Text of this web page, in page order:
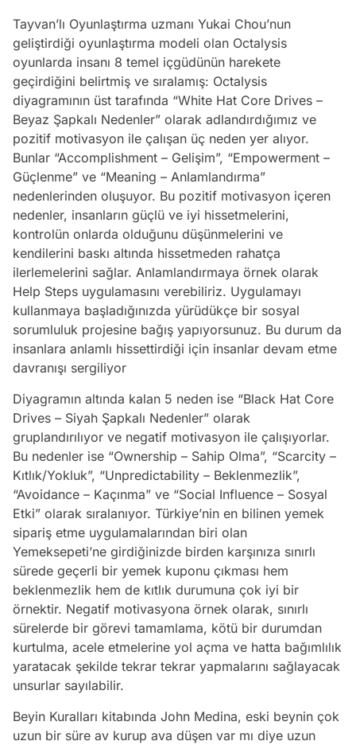
Tayvan’lı Oyunlaştırma uzmanı Yukai Chou’nun
geliştirdiği oyunlaştırma modeli olan Octalysis
oyunlarda insanı 8 temel içgüdünün harekete
geçirdiğini belirtmiş ve sıralamış: Octalysis
diyagramının üst tarafında “White Hat Core Drives –
Beyaz Şapkalı Nedenler” olarak adlandırdığımız ve
pozitif motivasyon ile çalışan üç neden yer alıyor.
Bunlar “Accomplishment – Gelişim”, “Empowerment –
Güçlenme” ve “Meaning – Anlamlandırma”
nedenlerinden oluşuyor. Bu pozitif motivasyon içeren
nedenler, insanların güçlü ve iyi hissetmelerini,
kontrolün onlarda olduğunu düşünmelerini ve
kendilerini baskı altında hissetmeden rahatça
ilerlemelerini sağlar. Anlamlandırmaya örnek olarak
Help Steps uygulamasını verebiliriz. Uygulamayı
kullanmaya başladığınızda yürüdükçe bir sosyal
sorumluluk projesine bağış yapıyorsunuz. Bu durum da
insanlara anlamlı hissettirdiği için insanlar devam etme
davranışı sergiliyor
Diyagramın altında kalan 5 neden ise “Black Hat Core
Drives – Siyah Şapkalı Nedenler” olarak
gruplandırılıyor ve negatif motivasyon ile çalışıyorlar.
Bu nedenler ise “Ownership – Sahip Olma”, “Scarcity –
Kıtlık/Yokluk”, “Unpredictability – Beklenmezlik”,
“Avoidance – Kaçınma” ve “Social Influence – Sosyal
Etki” olarak sıralanıyor. Türkiye’nin en bilinen yemek
sipariş etme uygulamalarından biri olan
Yemeksepeti’ne girdiğinizde birden karşınıza sınırlı
sürede geçerli bir yemek kuponu çıkması hem
beklenmezlik hem de kıtlık durumuna çok iyi bir
örnektir. Negatif motivasyona örnek olarak, sınırlı
sürelerde bir görevi tamamlama, kötü bir durumdan
kurtulma, acele etmelerine yol açma ve hatta bağımlılık
yaratacak şekilde tekrar tekrar yapmalarını sağlayacak
unsurlar sayılabilir.
Beyin Kuralları kitabında John Medina, eski beynin çok
uzun bir süre av kurup ava düşen var mı diye uzun